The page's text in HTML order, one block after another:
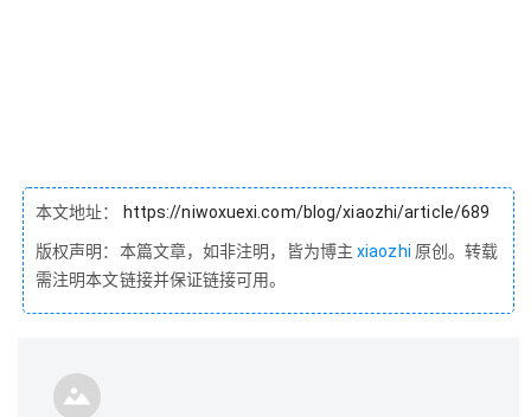
本文地址： https://niwoxuexi.com/blog/xiaozhi/article/689
版权声明：本篇文章，如非注明，皆为博主xiaozhi 原创。转载
需注明本文链接并保证链接可用。